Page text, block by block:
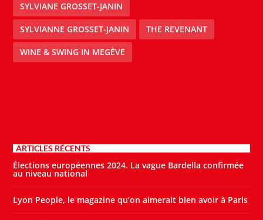
SYLVIANE GROSSET-JANIN
SYLVIANNE GROSSET-JANIN THE REVENANT
WINE & SWING IN MEGÈVE
ARTICLES RÉCENTS
Élections européennes 2024. La vague Bardella confirmée
au niveau national
Lyon People, le magazine qu’on aimerait bien avoir à Paris